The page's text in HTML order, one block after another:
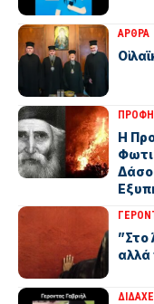
ΑΡΘΡΑ
Οἱ
Η
”Στο
αλλά